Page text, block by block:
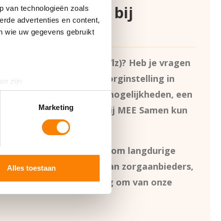
van technologieën zoals
advertenties en content,
wie uw gegevens gebruikt
zijn
detailgedeeltein. U kunt uw
partners voor social
die u aan ze heeft
Marketing
Alles toestaan
bij
langdurige zorg (Wlz)? Heb je vragen
of een geschikte zorginstelling in
op zoek naar andere mogelijkheden, een
met je huidige zorg? Bij MEE Samen kun
maken van keuzes rondom langdurige
is altijd onafhankelijk van zorgaanbieders,
geen verwijzing nodig om van onze